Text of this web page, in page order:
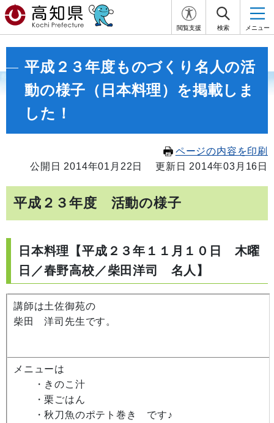
閲覧支援 検索 メニュー
平成２３年度ものづくり名人の活
動の様子（日本料理）を掲載しま
した！
ページの内容を印刷
公開日 2014年01月22日
更新日 2014年03月16日
平成２３年度 活動の様子
日本料理【平成２３年１１月１０日 木曜
日／春野高校／柴田洋司 名人】
講師は土佐御苑の
柴田 洋司先生です。
メニューは
・きのこ汁
・栗ごはん
・秋刀魚のポテト巻き です♪